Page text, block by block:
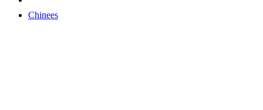
Chinees